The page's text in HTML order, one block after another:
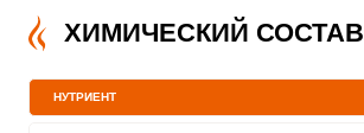
ХИМИЧЕСКИЙ СОСТАВ
НУТРИЕНТ